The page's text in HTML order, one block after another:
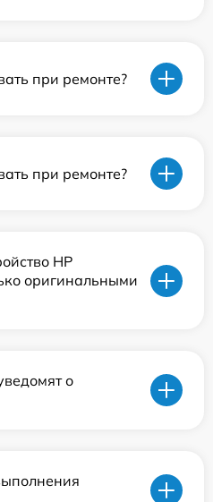
при ремонте?
при ремонте?
HP
оригинальными
о